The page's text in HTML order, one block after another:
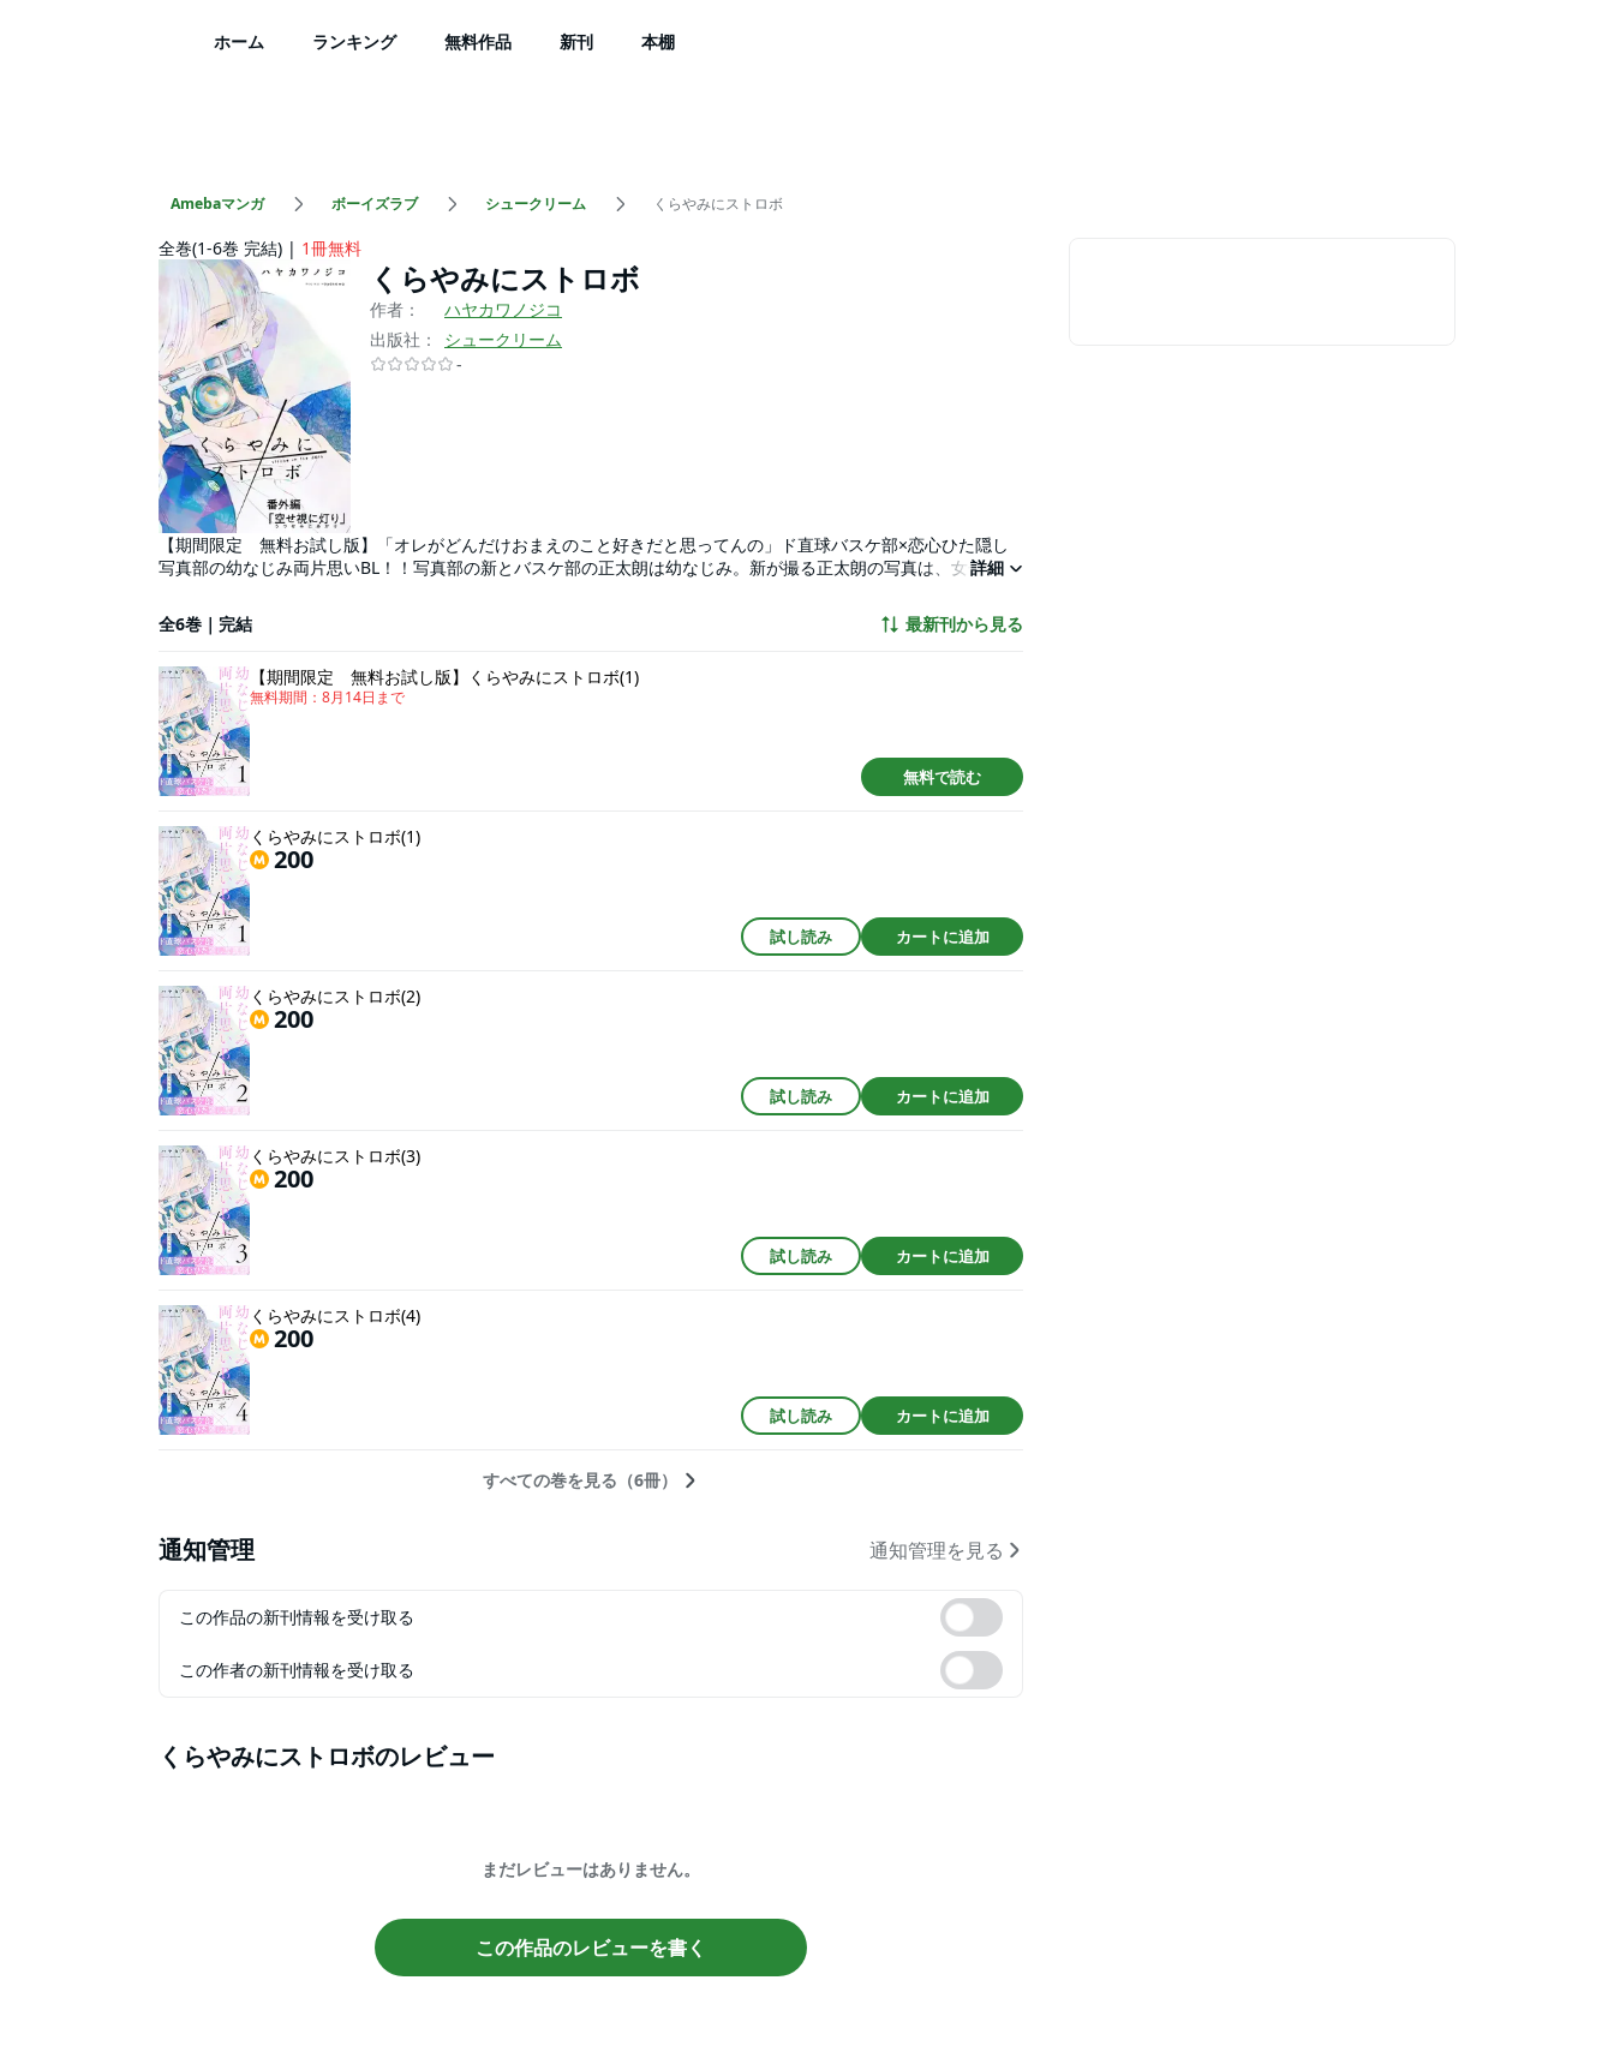
ホーム ランキング 無料作品 新刊 本棚
Amebaマンガ ボーイズラブ シュークリーム くらやみにストロボ
全巻(1-6巻 完結) 1冊無料
くらやみにストロボ
作者：
ハヤカワノジコ
出版社：
シュークリーム
-
【期間限定 無料お試し版】「オレがどんだけおまえのこと好きだと思ってんの」ド直球バスケ部×恋心ひた隠し
写真部の幼なじみ両片思いBL！！写真部の新とバスケ部の正太朗は幼なじみ。新が撮る正太朗の写真は、女子たち
ある日、正太朗から「好きな人がいる」と聞かされて…！？隠しきれない恋心があふれだし、気持ちを伝え合う喜
びにふるえる極上青春BL！【※重複購入にご注意下さい※】本書は東京漫画社にて配信された電子書籍「くらやみ
詳細
全6巻｜完結 最新刊から見る
【期間限定 無料お試し版】くらやみにストロボ(1)
無料期間： 8月14日 まで
無料で読む
くらやみにストロボ(1)
200
試し読み カートに追加
くらやみにストロボ(2)
200
試し読み カートに追加
くらやみにストロボ(3)
200
試し読み カートに追加
くらやみにストロボ(4)
200
試し読み カートに追加
すべての巻を見る（6冊）
通知管理 通知管理を見る
この作品の新刊情報を受け取る
この作者の新刊情報を受け取る
くらやみにストロボのレビュー
まだレビューはありません。
この作品のレビューを書く